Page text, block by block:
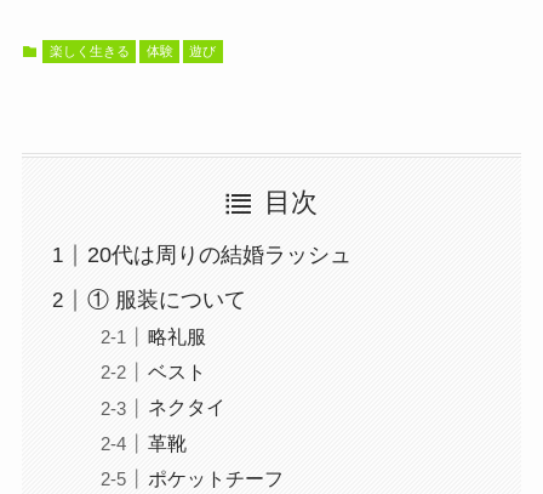
楽しく生きる 体験 遊び
目次
20代は周りの結婚ラッシュ
① 服装について
略礼服
ベスト
ネクタイ
革靴
ポケットチーフ